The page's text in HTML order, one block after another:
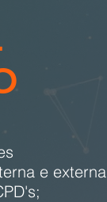
e externa